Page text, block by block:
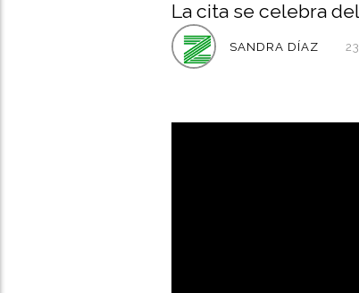
La cita se celebra
SANDRA DÍAZ